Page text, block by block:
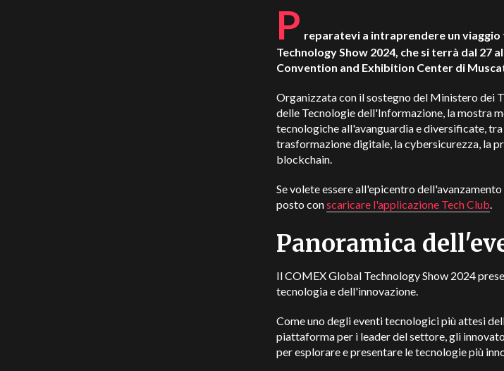
P reparatevi a intraprendere un
Technology Show 2024, che si terrà dal 27
Convention and Exhibition Center di
Organizzata con il sostegno del Ministero dei
delle Tecnologie dell'Informazione, la mostra
tecnologiche all'avanguardia e diversificate,
trasformazione digitale, la cybersicurezza, la
blockchain.
Se volete essere all'epicentro
posto conscaricare l'applicazione Tech Club.
Panoramica
Il COMEX Global Technology Show 2024
tecnologia e dell'innovazione.
Come uno degli eventi tecnologici più attesi
piattaforma per i leader del settore, gli
per esplorare e presentare le tecnologie più